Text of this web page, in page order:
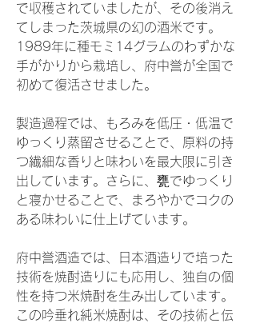
で収穫されていましたが、その後消え
てしまった茨城県の幻の酒米です。
1989年に種モミ14グラムのわずかな
手がかりから栽培し、府中誉が全国で
初めて復活させました。
製造過程では、もろみを低圧・低温で
ゆっくり蒸留させることで、原料の持
つ繊細な香りと味わいを最大限に引き
出しています。さらに、甕でゆっくり
と寝かせることで、まろやかでコクの
ある味わいに仕上げています。
府中誉酒造では、日本酒造りで培った
技術を焼酎造りにも応用し、独自の個
性を持つ米焼酎を生み出しています。
この吟垂れ純米焼酎は、その技術と伝